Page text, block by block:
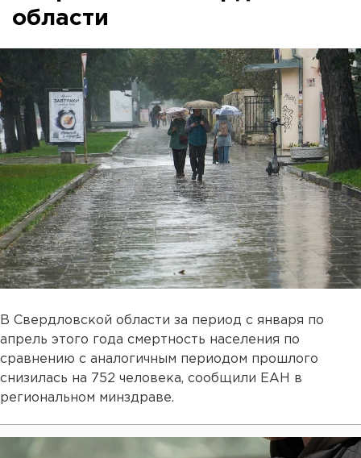
области
В Свердловской области за период с января по
апрель этого года смертность населения по
сравнению с аналогичным периодом прошлого
снизилась на 752 человека, сообщили ЕАН в
региональном минздраве.